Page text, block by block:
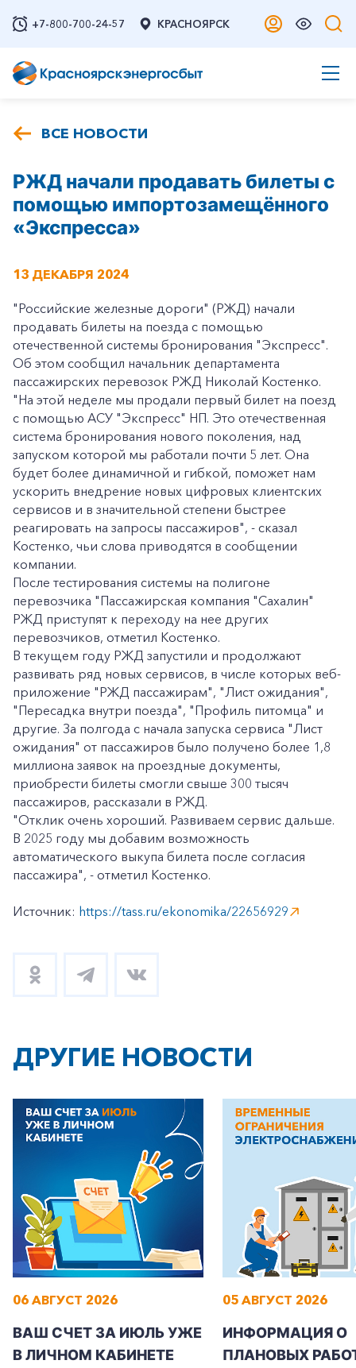
+7-800-700-24-57 КРАСНОЯРСК
+7-800-700-24-57
Заказать обратный звонок
Частным клиентам
Корпоративным клиентам
ВСЕ НОВОСТИ
РЖД начали продавать билеты с
помощью импортозамещённого
«Экспресса»
13 ДЕКАБРЯ 2024
"Российские железные дороги" (РЖД) начали
продавать билеты на поезда с помощью
отечественной системы бронирования "Экспресс".
Об этом сообщил начальник департамента
пассажирских перевозок РЖД Николай Костенко.
"На этой неделе мы продали первый билет на поезд
с помощью АСУ "Экспресс" НП. Это отечественная
система бронирования нового поколения, над
запуском которой мы работали почти 5 лет. Она
будет более динамичной и гибкой, поможет нам
ускорить внедрение новых цифровых клиентских
сервисов и в значительной степени быстрее
реагировать на запросы пассажиров", - сказал
Костенко, чьи слова приводятся в сообщении
компании.
После тестирования системы на полигоне
перевозчика "Пассажирская компания "Сахалин"
РЖД приступят к переходу на нее других
перевозчиков, отметил Костенко.
В текущем году РЖД запустили и продолжают
развивать ряд новых сервисов, в числе которых веб-
приложение "РЖД пассажирам", "Лист ожидания",
"Пересадка внутри поезда", "Профиль питомца" и
другие. За полгода с начала запуска сервиса "Лист
ожидания" от пассажиров было получено более 1,8
миллиона заявок на проездные документы,
приобрести билеты смогли свыше 300 тысяч
пассажиров, рассказали в РЖД.
"Отклик очень хороший. Развиваем сервис дальше.
В 2025 году мы добавим возможность
автоматического выкупа билета после согласия
пассажира", - отметил Костенко.
Источник: https://tass.ru/ekonomika/22656929
ДРУГИЕ НОВОСТИ
06 АВГУСТ 2026
ВАШ СЧЕТ ЗА ИЮЛЬ УЖЕ
В ЛИЧНОМ КАБИНЕТЕ
05 АВГУСТ 2026
ИНФОРМАЦИЯ О
ПЛАНОВЫХ